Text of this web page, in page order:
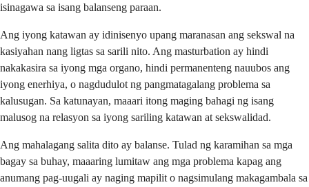
isinagawa sa isang balanseng paraan.
Ang iyong katawan ay idinisenyo upang maranasan ang sekswal na
kasiyahan nang ligtas sa sarili nito. Ang masturbation ay hindi
nakakasira sa iyong mga organo, hindi permanenteng nauubos ang
iyong enerhiya, o nagdudulot ng pangmatagalang problema sa
kalusugan. Sa katunayan, maaari itong maging bahagi ng isang
malusog na relasyon sa iyong sariling katawan at sekswalidad.
Ang mahalagang salita dito ay balanse. Tulad ng karamihan sa mga
bagay sa buhay, maaaring lumitaw ang mga problema kapag ang
anumang pag-uugali ay naging mapilit o nagsimulang makagambala sa